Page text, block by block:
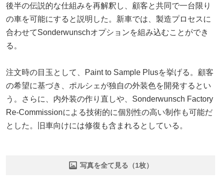
後半の伝説的な仕組みを再解釈し、顧客と共同で一台限り
の車を可能にすると説明した。新車では、製造プロセスに
合わせてSonderwunschオプションを組み込むことができ
る。
注文時の目玉として、Paint to Sample Plusを挙げる。顧客
の希望に基づき、ポルシェが独自の外装色を開発するとい
う。さらに、内外装の作り直しや、Sonderwunsch Factory
Re-Commissionによる技術的に個別性の高い制作も可能だ
とした。旧車向けには修復も含まれるとしている。
写真を全て見る（1枚）